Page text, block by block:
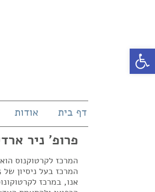
פתח סרגל נגישות
דף בית אודות
פרופ' ניר
המרכז לקרטוקנוס
אנו, במרכז